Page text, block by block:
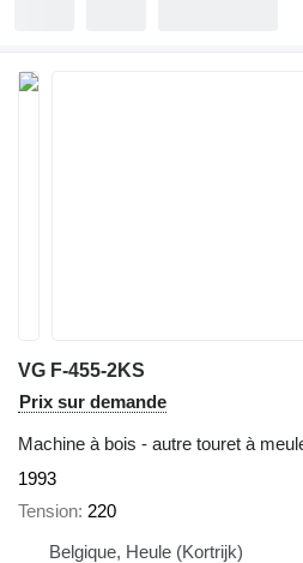
VG F-455-2KS
Prix sur demande
Machine à bois - autre touret à
1993
Tension 220
Belgique, Heule (Kortrijk)